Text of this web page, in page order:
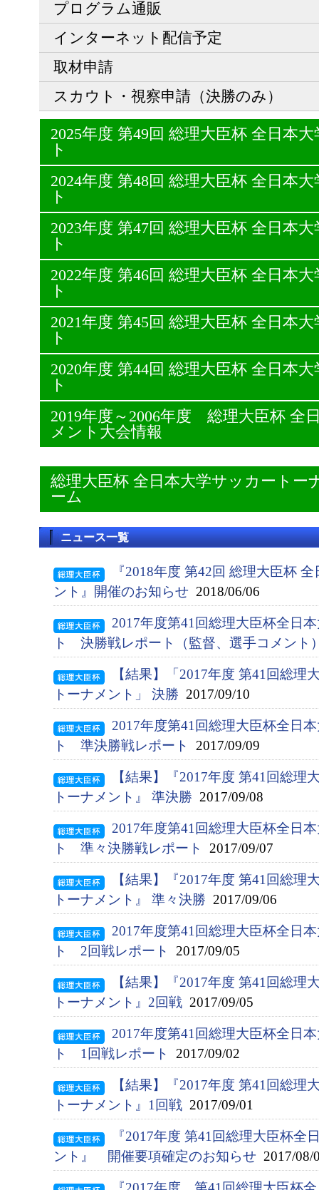
プログラム通販
インターネット配信予定
取材申請
スカウト・視察申請（決勝のみ）
2025年度 第49回 総理大臣杯 全日本
ト
2024年度 第48回 総理大臣杯 全日本
ト
2023年度 第47回 総理大臣杯 全日本
ト
2022年度 第46回 総理大臣杯 全日本
ト
2021年度 第45回 総理大臣杯 全日本
ト
2020年度 第44回 総理大臣杯 全日本
ト
2019年度～2006年度 総理大臣杯 全
メント大会情報
総理大臣杯 全日本大学サッカート
ーム
ニュース一覧
『2018年度 第42回 総理大臣杯
ント』開催のお知らせ 2018/06/06
2017年度第41回総理大臣杯全日
ト 決勝戦レポート（監督、選手コメント
【結果】「2017年度 第41回総理
トーナメント」 決勝 2017/09/10
2017年度第41回総理大臣杯全日
ト 準決勝戦レポート
2017/09/09
【結果】『2017年度 第41回総理
トーナメント』 準決勝 2017/09/08
2017年度第41回総理大臣杯全日
ト 準々決勝戦レポート
2017/09/07
【結果】『2017年度 第41回総理
トーナメント』 準々決勝 2017/09/06
2017年度第41回総理大臣杯全日
ト 2回戦レポート
2017/09/05
【結果】『2017年度 第41回総理
トーナメント』2回戦 2017/09/05
2017年度第41回総理大臣杯全日
ト 1回戦レポート
2017/09/02
【結果】『2017年度 第41回総理
トーナメント』1回戦 2017/09/01
『2017年度 第41回総理大臣杯全
ント』 開催要項確定のお知らせ 2017/08/